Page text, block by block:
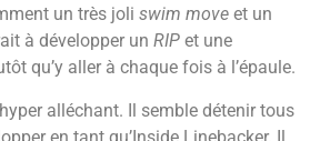
un très joli swim move et un
à développer un RIP et une
qu’y aller à chaque fois à l’épaule.
alléchant. Il semble détenir tous